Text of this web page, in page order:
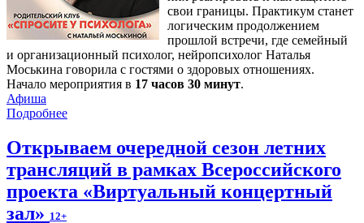
свои границы. Практикум станет
логическим продолжением
прошлой встречи, где семейный
и организационный психолог, нейропсихолог Наталья
Моськина говорила с гостями о здоровых отношениях.
Начало мероприятия в 17 часов 30 минут.
Афиша
Подробнее
Открываем очередной сезон летних
трансляций в рамках Всероссийского
проекта «Виртуальный концертный
зал» 12+